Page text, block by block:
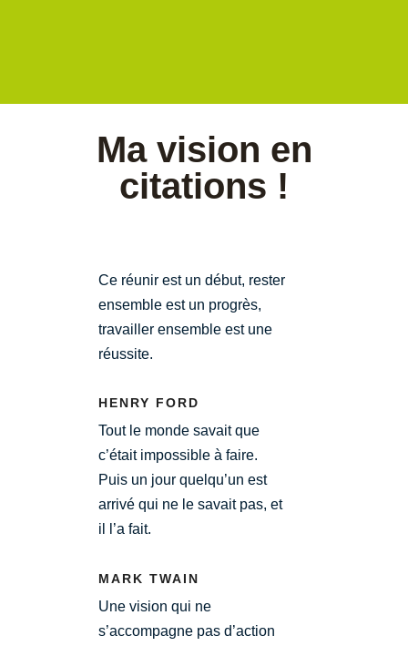
Ma vision en
citations !
Ce réunir est un début, rester
ensemble est un progrès,
travailler ensemble est une
réussite.
HENRY FORD
Tout le monde savait que
c’était impossible à faire.
Puis un jour quelqu’un est
arrivé qui ne le savait pas, et
il l’a fait.
MARK TWAIN
Une vision qui ne
s’accompagne pas d’action